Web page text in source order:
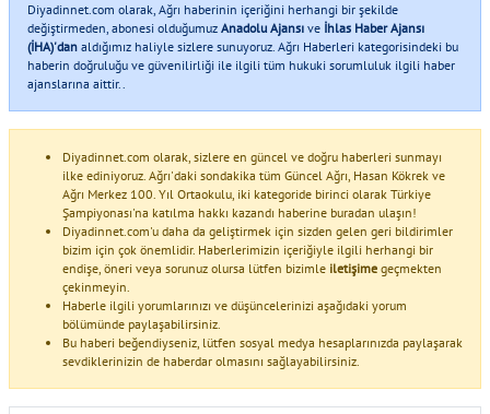
Diyadinnet.com olarak, Ağrı haberinin içeriğini herhangi bir şekilde
değiştirmeden, abonesi olduğumuz Anadolu Ajansı ve İhlas Haber Ajansı
(İHA)'dan aldığımız haliyle sizlere sunuyoruz. Ağrı Haberleri kategorisindeki bu
haberin doğruluğu ve güvenilirliği ile ilgili tüm hukuki sorumluluk ilgili haber
ajanslarına aittir..
Diyadinnet.com olarak, sizlere en güncel ve doğru haberleri sunmayı
ilke ediniyoruz. Ağrı'daki sondakika tüm Güncel Ağrı, Hasan Kökrek ve
Ağrı Merkez 100. Yıl Ortaokulu, iki kategoride birinci olarak Türkiye
Şampiyonası'na katılma hakkı kazandı haberine buradan ulaşın!
Diyadinnet.com'u daha da geliştirmek için sizden gelen geri bildirimler
bizim için çok önemlidir. Haberlerimizin içeriğiyle ilgili herhangi bir
endişe, öneri veya sorunuz olursa lütfen bizimle iletişime geçmekten
çekinmeyin.
Haberle ilgili yorumlarınızı ve düşüncelerinizi aşağıdaki yorum
bölümünde paylaşabilirsiniz.
Bu haberi beğendiyseniz, lütfen sosyal medya hesaplarınızda paylaşarak
sevdiklerinizin de haberdar olmasını sağlayabilirsiniz.